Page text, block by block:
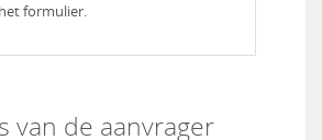
formulier.
van de aanvrager